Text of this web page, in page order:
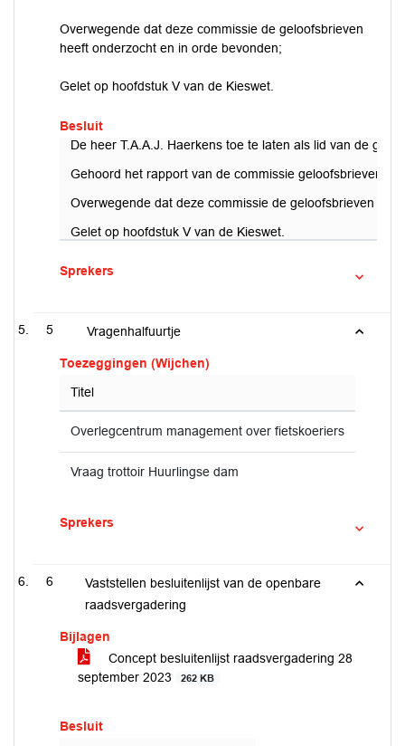
Overwegende dat deze commissie de geloofsbrieven
heeft onderzocht en in orde bevonden;
Gelet op hoofdstuk V van de Kieswet.
Besluit
De heer T.A.A.J. Haerkens toe te laten als lid van de
Gehoord het rapport van de commissie geloofsbrieven
Overwegende dat deze commissie de geloofsbrieven
Gelet op hoofdstuk V van de Kieswet.
Sprekers
5 Vragenhalfuurtje
Toezeggingen (Wijchen)
Titel
Overlegcentrum management over fietskoeriers
Vraag trottoir Huurlingse dam
Sprekers
6
Vaststellen besluitenlijst van de openbare
raadsvergadering
Bijlagen
Concept besluitenlijst raadsvergadering 28
september 2023
262 KB
Besluit